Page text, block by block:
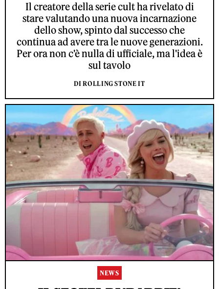
Il creatore della serie cult ha rivelato di
stare valutando una nuova incarnazione
dello show, spinto dal successo che
continua ad avere tra le nuove generazioni.
Per ora non c'è nulla di ufficiale, ma l'idea è
sul tavolo
DI ROLLING STONE IT
NEWS